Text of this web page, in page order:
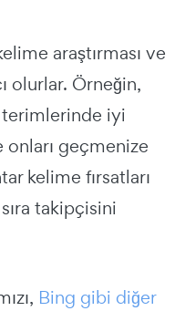
araştırması ve
olurlar. Örneğin,
iyi
onları geçmenize
kelime fırsatları
takipçisini
Bing gibi diğer